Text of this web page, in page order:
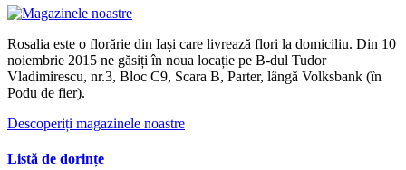
Rosalia este o florărie din Iași care livrează flori la domiciliu. Din 10
noiembrie 2015 ne găsiți în noua locație pe B-dul Tudor
Vladimirescu, nr.3, Bloc C9, Scara B, Parter, lângă Volksbank (în
Podu de fier).
Descoperiți magazinele noastre
Listă de dorințe